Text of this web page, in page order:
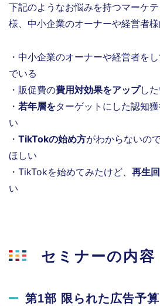
下記のようなお悩みを持つマーケ
様、中小企業のオーナーや経営者様
・中小企業のオーナーや経営者を
でいる
・販促費の費用対効果をアップし
・ 若年層をターゲットにした認知
い
・ TikTokの始め方がわからないの
ほしい
・TikTokを始めてみたけど、 再生
い
セミナーの内容
第1部 限られた広告予算